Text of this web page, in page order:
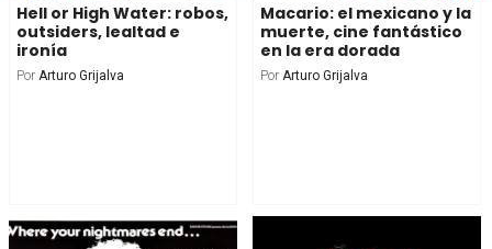
Hell or High Water: robos,
outsiders, lealtad e
ironía
Por Arturo Grijalva
Macario: el mexicano y la
muerte, cine fantástico
en la era dorada
Por Arturo Grijalva